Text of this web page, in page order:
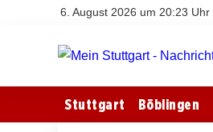
6. August 2026 um 20:23 Uhr
Stuttgart Böblingen